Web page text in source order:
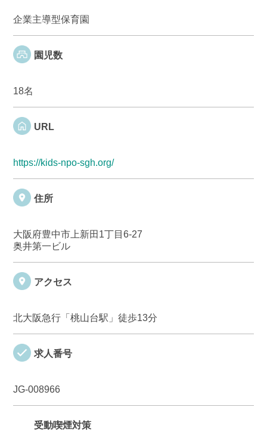
企業主導型保育園
園児数
18名
URL
https://kids-npo-sgh.org/
住所
大阪府豊中市上新田1丁目6-27
奥井第一ビル
アクセス
北大阪急行「桃山台駅」徒歩13分
求人番号
JG-008966
受動喫煙対策